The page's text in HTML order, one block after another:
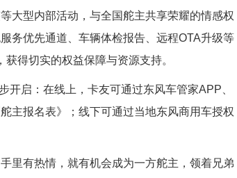
大型内部活动，与全国舵主共享荣耀的情感权
务优先通道、车辆体检报告、远程OTA升级等
得切实的权益保障与资源支持。
启：在线上，卡友可通过东风车管家APP、
主报名表》；线下可通过当地东风商用车授权
里有热情，就有机会成为一方舵主，领着兄弟